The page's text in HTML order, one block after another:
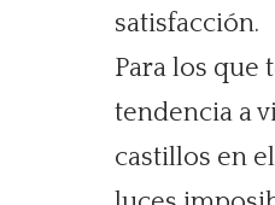
satisfacción.
Para los que
tendencia a
castillos en